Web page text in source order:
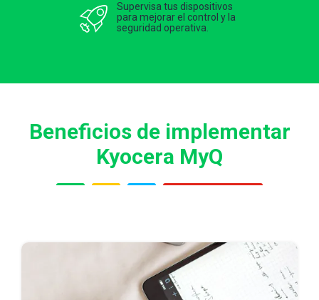
Supervisa tus dispositivos
para mejorar el control y la
seguridad operativa.
Beneficios de implementar
Kyocera MyQ